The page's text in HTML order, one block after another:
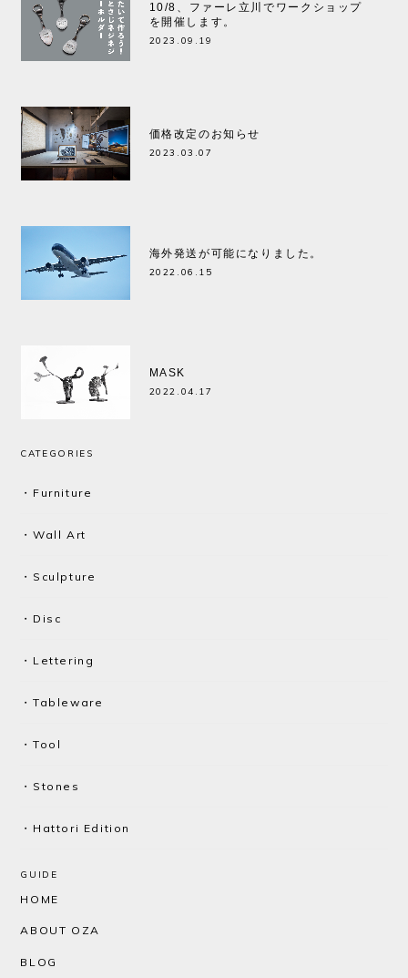
10/8、ファーレ立川でワークショップ
を開催します。
2023.09.19
価格改定のお知らせ
2023.03.07
海外発送が可能になりました。
2022.06.15
MASK
2022.04.17
CATEGORIES
・Furniture
・Wall Art
・Sculpture
・Disc
・Lettering
・Tableware
・Tool
・Stones
・Hattori Edition
GUIDE
HOME
ABOUT OZA
BLOG